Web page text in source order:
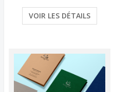
VOIR LES DÉTAILS